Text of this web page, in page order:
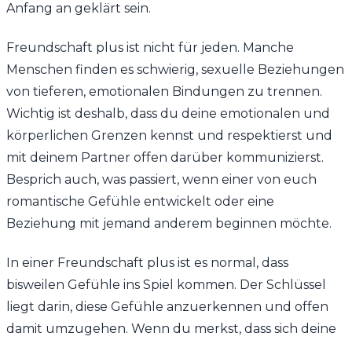
Anfang an geklärt sein.
Freundschaft plus ist nicht für jeden. Manche
Menschen finden es schwierig, sexuelle Beziehungen
von tieferen, emotionalen Bindungen zu trennen.
Wichtig ist deshalb, dass du deine emotionalen und
körperlichen Grenzen kennst und respektierst und
mit deinem Partner offen darüber kommunizierst.
Besprich auch, was passiert, wenn einer von euch
romantische Gefühle entwickelt oder eine
Beziehung mit jemand anderem beginnen möchte.
In einer Freundschaft plus ist es normal, dass
bisweilen Gefühle ins Spiel kommen. Der Schlüssel
liegt darin, diese Gefühle anzuerkennen und offen
damit umzugehen. Wenn du merkst, dass sich deine